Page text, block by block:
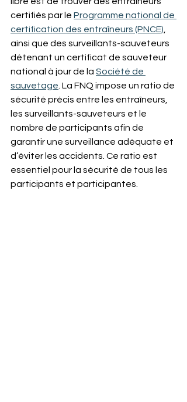
certifiés par le Programme national de
certification des entraîneurs (PNCE)
ainsi que des surveillants-sauveteurs
détenant un certificat de sauveteur
national à jour de la Société de
sauvetage . La FNQ impose un ratio de
sécurité précis entre les entraîneurs,
les surveillants-sauveteurs et le
nombre de participants afin de
garantir une surveillance adéquate et
d’éviter les accidents. Ce ratio est
essentiel pour la sécurité de tous les
participants et participantes.